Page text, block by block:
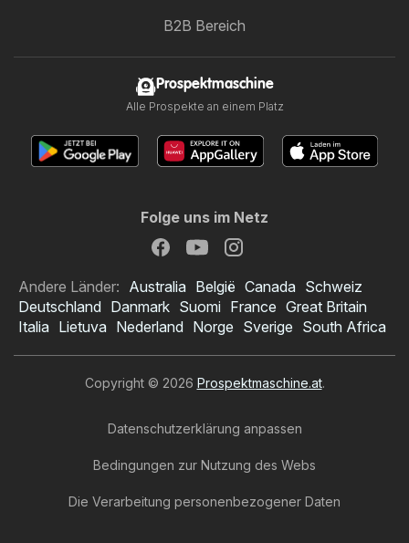
B2B Bereich
Prospektmaschine
Alle Prospekte an einem Platz
Folge uns im Netz
Andere Länder: Australia België Canada Schweiz
Deutschland Danmark Suomi France Great Britain
Italia Lietuva Nederland Norge Sverige South Africa
Copyright © 2026 Prospektmaschine.at.
Datenschutzerklärung anpassen
Bedingungen zur Nutzung des Webs
Die Verarbeitung personenbezogener Daten